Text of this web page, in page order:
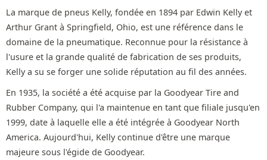
La marque de pneus Kelly, fondée en 1894 par Edwin Kelly et
Arthur Grant à Springfield, Ohio, est une référence dans le
domaine de la pneumatique. Reconnue pour la résistance à
l'usure et la grande qualité de fabrication de ses produits,
Kelly a su se forger une solide réputation au fil des années.
En 1935, la société a été acquise par la Goodyear Tire and
Rubber Company, qui l'a maintenue en tant que filiale jusqu'en
1999, date à laquelle elle a été intégrée à Goodyear North
America. Aujourd'hui, Kelly continue d'être une marque
majeure sous l'égide de Goodyear.